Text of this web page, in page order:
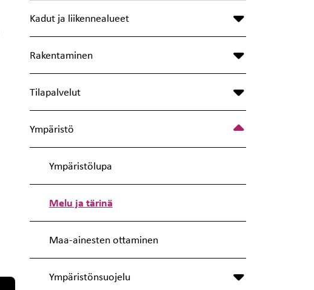
Kadut ja liikennealueet
Rakentaminen
Tilapalvelut
Ympäristö
Ympäristölupa
Melu ja tärinä
Maa-ainesten ottaminen
Ympäristönsuojelu